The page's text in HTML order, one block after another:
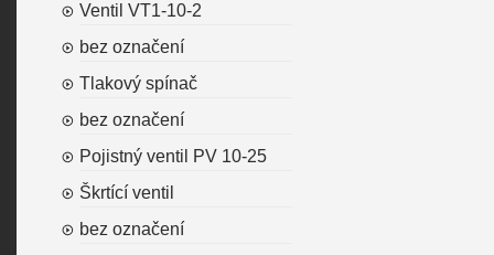
Ventil VT1-10-2
bez označení
Tlakový spínač
bez označení
Pojistný ventil PV 10-25
Škrtící ventil
bez označení